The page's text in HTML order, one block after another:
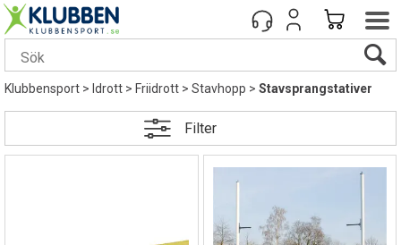
Klubbensport> Idrott>Friidrott>Stavhopp>Stavsprangstativer
Filter